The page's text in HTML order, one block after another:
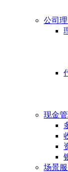
公司
现金
场景